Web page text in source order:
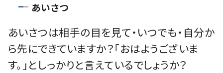
あいさつ
あいさつは相手の目を見て・いつでも・自分か
ら先にできていますか？「おはようございま
す。」としっかりと言えているでしょうか？